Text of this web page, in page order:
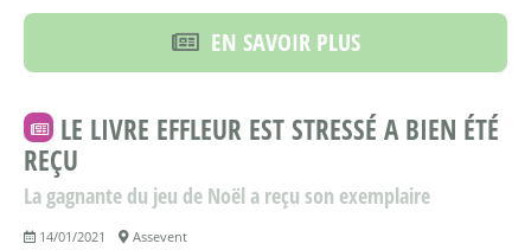
EN SAVOIR PLUS
LE LIVRE EFFLEUR EST STRESSÉ A BIEN ÉTÉ
REÇU
La gagnante du jeu de Noël a reçu son exemplaire
14/01/2021 Assevent